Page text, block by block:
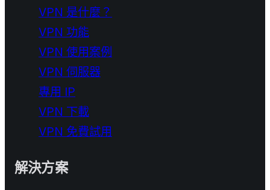
VPN 是什麼？
VPN 功能
VPN 使用案例
VPN 伺服器
專用 IP
VPN 下載
VPN 免費試用
解決方案